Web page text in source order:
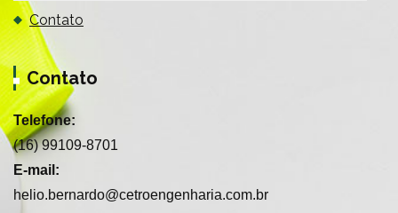
Contato
Contato
Telefone:
(16) 99109-8701
E-mail:
helio.bernardo@cetroengenharia.com.br